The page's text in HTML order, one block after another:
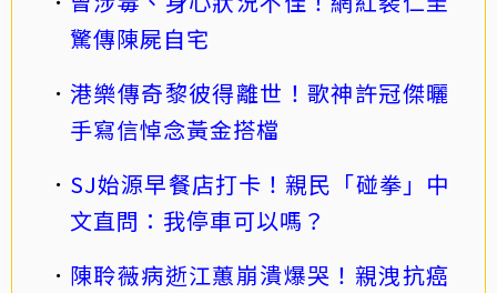
驚傳陳屍自宅
港樂傳奇黎彼得離世！歌神許冠傑曬
手寫信悼念黃金搭檔
SJ始源早餐店打卡！親民「碰拳」中
文直問：我停車可以嗎？
陳聆薇病逝江蕙崩潰爆哭！親洩抗癌